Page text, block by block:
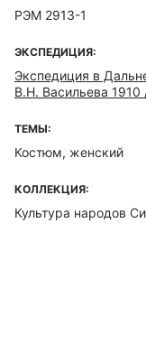
РЭМ 2913-1
ЭКСПЕДИЦИЯ:
Экспедиция в
В.Н. Васильева 1910
ТЕМЫ:
Костюм, женский
КОЛЛЕКЦИЯ:
Культура народов